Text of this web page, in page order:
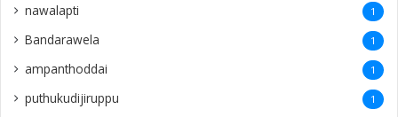
nawalapti 1
Bandarawela 1
ampanthoddai 1
puthukudijiruppu 1